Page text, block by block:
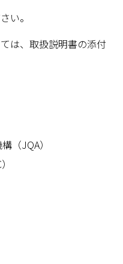
い。
は、取扱説明書の添付
（JQA）